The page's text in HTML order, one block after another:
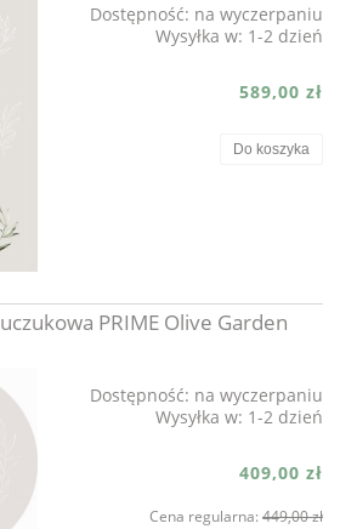
Dostępność: na wyczerpaniu
Wysyłka w: 1-2 dzień
589,00 zł
Do koszyka
PRIME Olive Garden
Dostępność: na wyczerpaniu
Wysyłka w: 1-2 dzień
409,00 zł
Cena regularna: 449,00 zł